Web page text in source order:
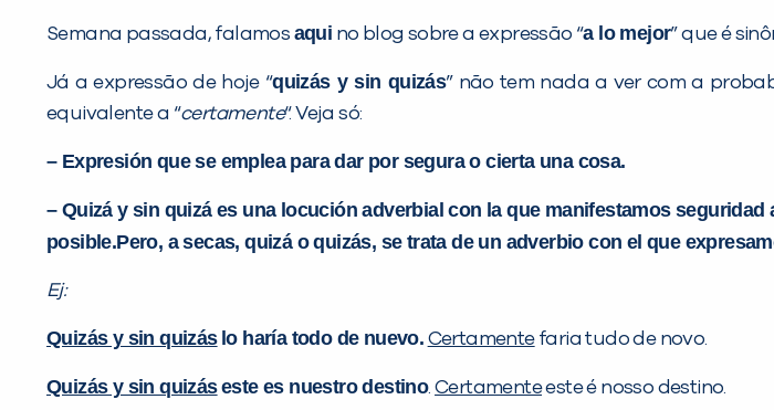
Semana passada, falamos aqui no blog sobre a expressão “a lo mejor” que é
Já a expressão de hoje “quizás y sin quizás” não tem nada a ver com a
equivalente a “certamente“. Veja só:
– Expresión que se emplea para dar por segura o cierta una cosa.
– Quizá y sin quizá es una locución adverbial con la que manifestamos
posible.Pero, a secas, quizá o quizás, se trata de un adverbio con el que
Ej:
Quizás y sin quizás lo haría todo de nuevo. Certamentefaria tudo de novo.
Quizás y sin quizáseste es nuestro destino.Certamenteeste é nosso destino.